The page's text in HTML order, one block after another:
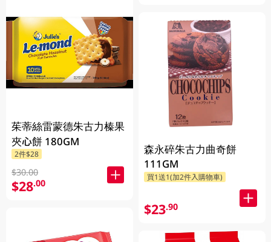
茱蒂絲雷蒙德朱古力榛果
夾心餅 180GM
2件$28
$30.00
$28.00
森永碎朱古力曲奇餅
111GM
買1送1(加2件入購物車)
$23.90